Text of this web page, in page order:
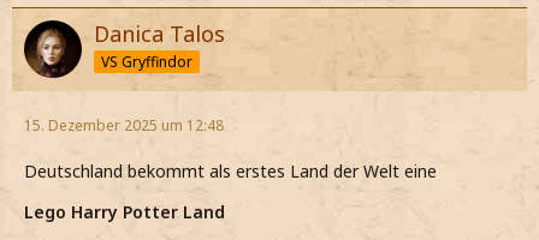
Danica Talos
VS Gryffindor
15. Dezember 2025 um 12:48
Deutschland bekommt als erstes Land der Welt eine
Lego Harry Potter Land